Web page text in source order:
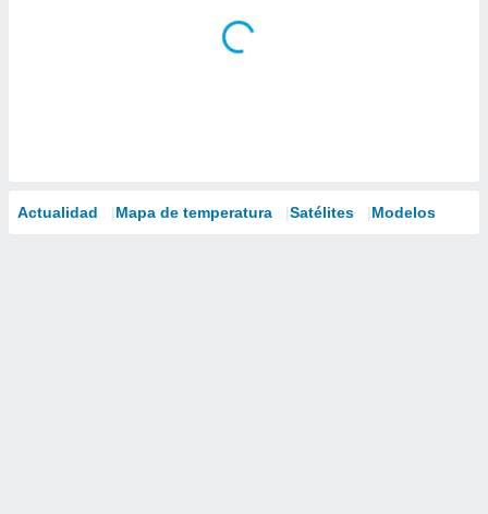
Actualidad Mapa de temperatura Satélites Modelos